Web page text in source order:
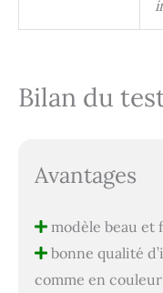
Bilan du
Avantages
modèle beau et
bonne qualité
comme en couleur